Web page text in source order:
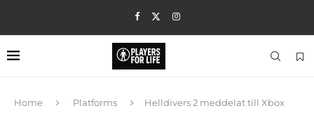
Home Platforms
Helldivers 2 meddelat till Xbox